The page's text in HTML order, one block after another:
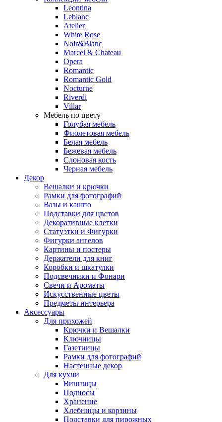
Leontina
Leblanc
Аtelier
White Rose
Noir&Blanc
Marcel & Chateau
Opera
Romantic
Romantic Gold
Nocturne
Riverdi
Villar
Мебель по цвету
Голубая мебель
Фиолетовая мебель
Белая мебель
Бежевая мебель
Слоновая кость
Черная мебель
Декор
Вешалки и крючки
Рамки для фотографий
Вазы и кашпо
Подставки для цветов
Декоративные клетки
Статуэтки и Фигурки
Фигурки ангелов
Картины и постеры
Держатели для книг
Коробки и шкатулки
Подсвечники и Фонари
Свечи и Ароматы
Искусственные цветы
Предметы интерьера
Аксессуары
Для прихожей
Крючки и Вешалки
Ключницы
Газетницы
Рамки для фотографий
Настенные декор
Для кухни
Винницы
Подносы
Хранение
Хлебницы и корзины
Подставки для пирожных